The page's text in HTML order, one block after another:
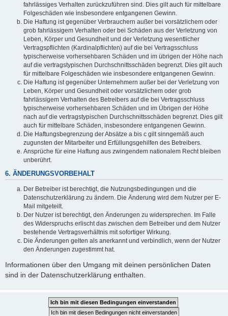
fahrlässiges Verhalten zurückzuführen sind. Dies gilt auch für mittelbare
Folgeschäden wie insbesondere entgangenen Gewinn.
Die Haftung ist gegenüber Verbrauchern außer bei vorsätzlichem oder
grob fahrlässigem Verhalten oder bei Schäden aus der Verletzung von
Leben, Körper und Gesundheit und der Verletzung wesentlicher
Vertragspflichten (Kardinalpflichten) auf die bei Vertragsschluss
typischerweise vorhersehbaren Schäden und im übrigen der Höhe nach
auf die vertragstypischen Durchschnittsschäden begrenzt. Dies gilt auch
für mittelbare Folgeschäden wie insbesondere entgangenen Gewinn.
Die Haftung ist gegenüber Unternehmern außer bei der Verletzung von
Leben, Körper und Gesundheit oder vorsätzlichem oder grob
fahrlässigem Verhalten des Betreibers auf die bei Vertragsschluss
typischerweise vorhersehbaren Schäden und im Übrigen der Höhe
nach auf die vertragstypischen Durchschnittsschäden begrenzt. Dies gilt
auch für mittelbare Schäden, insbesondere entgangenen Gewinn.
Die Haftungsbegrenzung der Absätze a bis c gilt sinngemäß auch
zugunsten der Mitarbeiter und Erfüllungsgehilfen des Betreibers.
Ansprüche für eine Haftung aus zwingendem nationalem Recht bleiben
unberührt.
6. ÄNDERUNGSVORBEHALT
Der Betreiber ist berechtigt, die Nutzungsbedingungen und die
Datenschutzerklärung zu ändern. Die Änderung wird dem Nutzer per E-
Mail mitgeteilt.
Der Nutzer ist berechtigt, den Änderungen zu widersprechen. Im Falle
des Widerspruchs erlischt das zwischen dem Betreiber und dem Nutzer
bestehende Vertragsverhältnis mit sofortiger Wirkung.
Die Änderungen gelten als anerkannt und verbindlich, wenn der Nutzer
den Änderungen zugestimmt hat.
Informationen über den Umgang mit deinen persönlichen Daten
sind in der Datenschutzerklärung enthalten.